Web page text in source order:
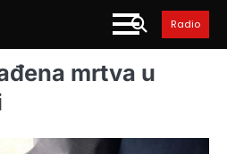
Radio
mrtva u